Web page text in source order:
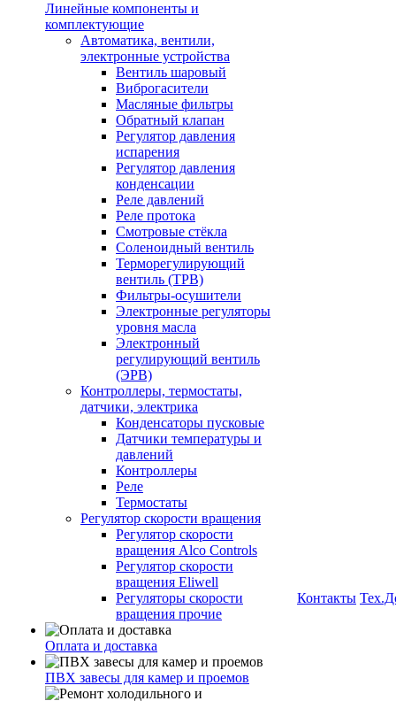
Линейные компоненты и
комплектующие
Автоматика, вентили,
электронные устройства
Вентиль шаровый
Виброгасители
Масляные фильтры
Обратный клапан
Регулятор давления
испарения
Регулятор давления
конденсации
Реле давлений
Реле протока
Смотровые стёкла
Соленоидный вентиль
Терморегулирующий
вентиль (ТРВ)
Фильтры-осушители
Электронные регуляторы
уровня масла
Электронный
регулирующий вентиль
(ЭРВ)
Контроллеры, термостаты,
датчики, электрика
Конденсаторы пусковые
Датчики температуры и
давлений
Контроллеры
Реле
Термостаты
Регулятор скорости вращения
Регулятор скорости
вращения Alco Controls
Регулятор скорости
вращения Eliwell
Регуляторы скорости
вращения прочие
Оплата и доставка
ПВХ завесы для камер и проемов
Контакты